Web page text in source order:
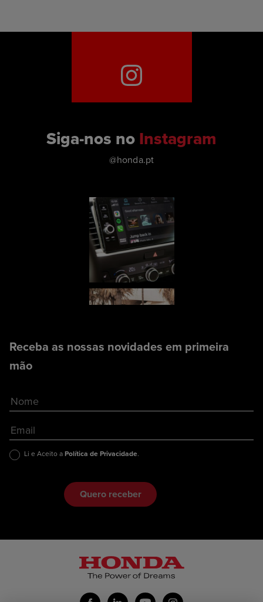
Siga-nos no Instagram
@honda.pt
Receba as nossas novidades em primeira
mão
Li e Aceito a Política de Privacidade.